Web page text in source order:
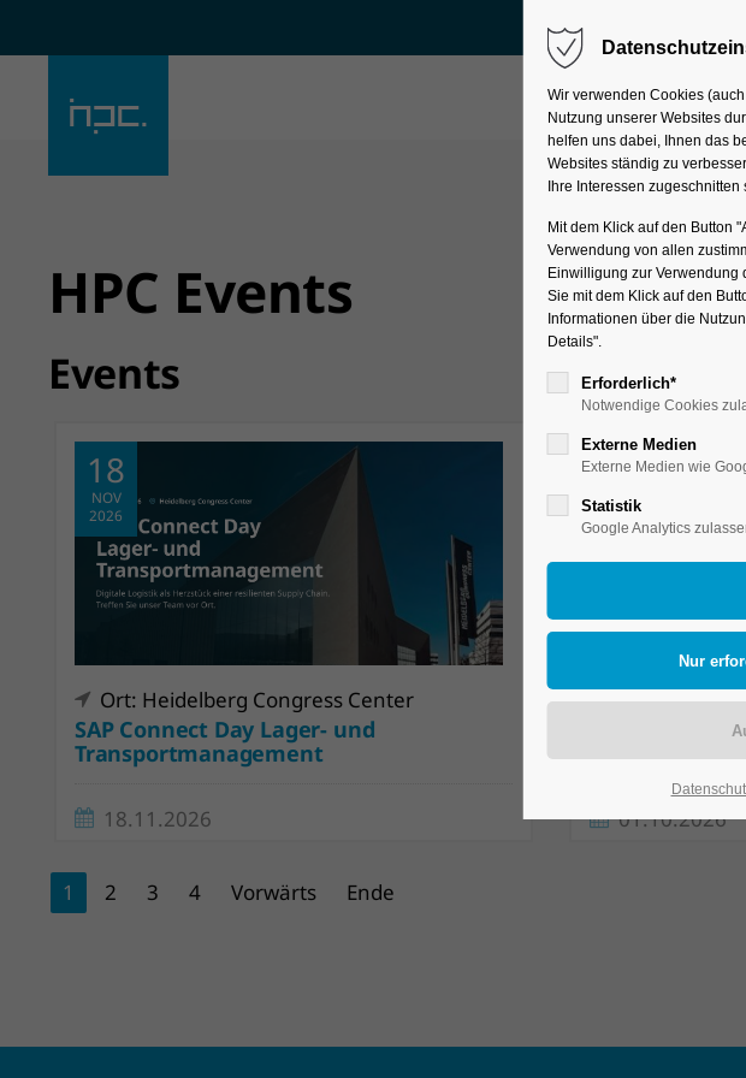
Der Eintrag "offcanvas-col1"
existiert leider nicht.
Der Eintrag "offcanvas-col2"
existiert leider nicht.Lösungen
HPC Events
Events
18
NOV
2026
Ort: Heidelberg Congress Center
SAP Connect Day Lager- und
Transportmanagement
18.11.2026
01
OKT
2026
Ort: Cloud44
Vom Upgrade
Insights zum
01.10.2026
1 2 3 4 Vorwärts Ende
Wir verwenden Cookies
Nutzung unserer Websites
helfen uns dabei, Ihnen das
Websites ständig zu
Ihre Interessen zugeschnitten
Mit dem Klick auf den Button
Verwendung von allen
Einwilligung zur
Sie mit dem Klick auf den
Informationen über die
Details".
Erforderlich*
Notwendige Cookies
Externe Medien
Externe Medien wie
Statistik
Google Analytics